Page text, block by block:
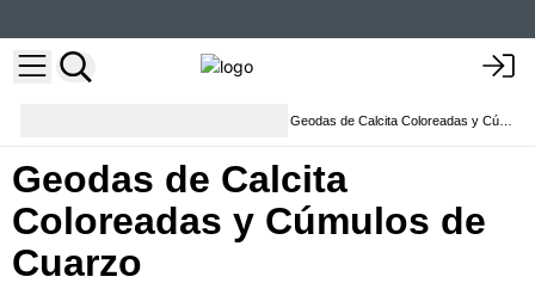
Geodas de Calcita Coloreadas y Cúmulos de Cuarzo
Geodas de Calcita
Coloreadas y Cúmulos de
Cuarzo